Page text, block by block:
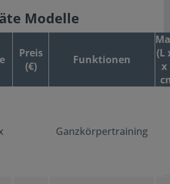
Modelle
Preis
(€)
Funktionen
(L
x
Ganzkörpertraining